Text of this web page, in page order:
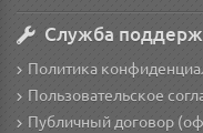
Служба
Политика
Пользовательское
Публичный договор